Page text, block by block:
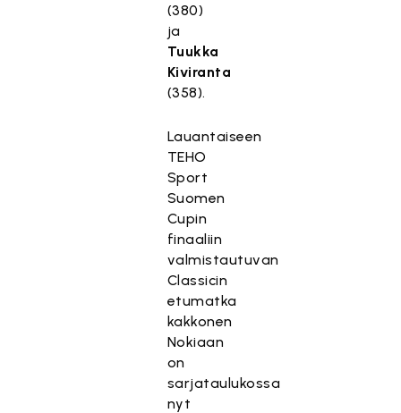
(380)
ja
Tuukka
Kiviranta
(358).
Lauantaiseen
TEHO
Sport
Suomen
Cupin
finaaliin
valmistautuvan
Classicin
etumatka
kakkonen
Nokiaan
on
sarjataulukossa
nyt